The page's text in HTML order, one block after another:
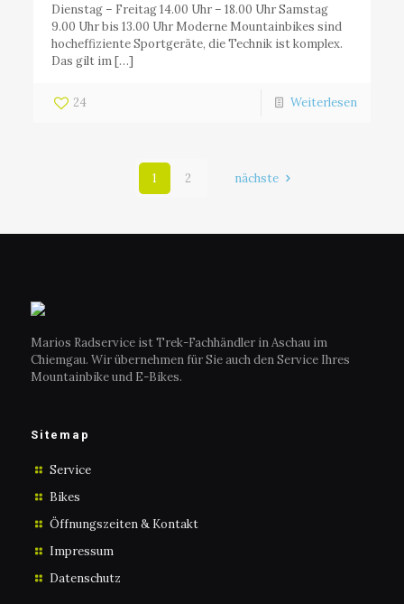
Dienstag – Freitag 14.00 Uhr – 18.00 Uhr Samstag
9.00 Uhr bis 13.00 Uhr Moderne Mountainbikes sind
hocheffiziente Sportgeräte, die Technik ist komplex.
Das gilt im […]
24 Weiterlesen
1 2 nächste
Marios Radservice ist Trek-Fachhändler in Aschau im
Chiemgau. Wir übernehmen für Sie auch den Service Ihres
Mountainbike und E-Bikes.
Sitemap
Service
Bikes
Öffnungszeiten & Kontakt
Impressum
Datenschutz